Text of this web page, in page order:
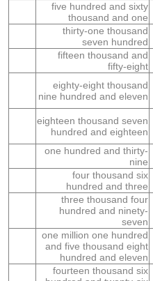
five hundred and sixty
thousand and one
thirty-one thousand
seven hundred
fifteen thousand and
fifty-eight
eighty-eight thousand
nine hundred and eleven
eighteen thousand seven
hundred and eighteen
one hundred and thirty-
nine
four thousand six
hundred and three
three thousand four
hundred and ninety-
seven
one million one hundred
and five thousand eight
hundred and eleven
fourteen thousand six